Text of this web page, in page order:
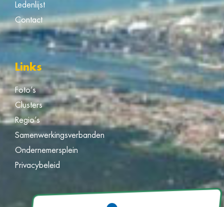
Ledenlijst
Contact
Links
Foto’s
Clusters
Regio’s
Samenwerkingsverbanden
Ondernemersplein
Privacybeleid